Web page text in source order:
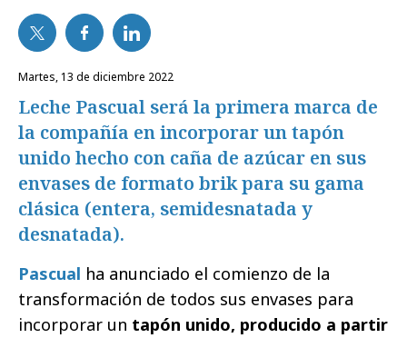
martes, 13 de diciembre 2022
Leche Pascual será la primera marca de
la compañía en incorporar un tapón
unido hecho con caña de azúcar en sus
envases de formato brik para su gama
clásica (entera, semidesnatada y
desnatada).
Pascual ha anunciado el comienzo de la
transformación de todos sus envases para
incorporar un tapón unido, producido a partir